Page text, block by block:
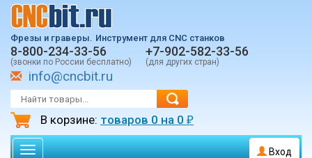
Фрезы и граверы. Инструмент для CNC станков
8-800-234-33-56
(звонки по России бесплатно)
+7-902-582-33-56
(для других стран)
info@cncbit.ru
В корзине: товаров 0 на 0 ₽
Toggle
Вход